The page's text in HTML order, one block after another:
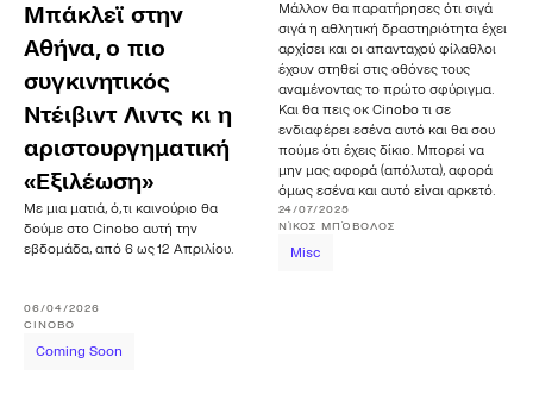
Μπάκλεϊ στην
Αθήνα, ο πιο
συγκινητικός
Ντέιβιντ Λιντς κι η
αριστουργηματική
«Εξιλέωση»
Με μια ματιά, ό,τι καινούριο θα
δούμε στο Cinobo αυτή την
εβδομάδα, από 6 ως 12 Απριλίου.
06/04/2026
CINOBO
Coming Soon
Μάλλον θα παρατήρησες ότι σιγά
σιγά η αθλητική δραστηριότητα έχει
αρχίσει και οι απανταχού φίλαθλοι
έχουν στηθεί στις οθόνες τους
αναμένοντας το πρώτο σφύριγμα.
Και θα πεις οκ Cinobo τι σε
ενδιαφέρει εσένα αυτό και θα σου
πούμε ότι έχεις δίκιο. Μπορεί να
μην μας αφορά (απόλυτα), αφορά
όμως εσένα και αυτό είναι αρκετό.
24/07/2025
ΝΊΚΟΣ ΜΠΌΒΟΛΟΣ
Misc